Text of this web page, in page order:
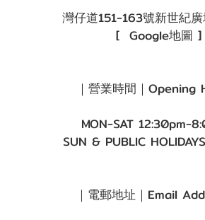
灣仔道151-163號新世紀
[ Google地圖 ]
｜營業時間｜Opening
MON-SAT 12:30pm-
SUN & PUBLIC
｜電郵地址｜Email